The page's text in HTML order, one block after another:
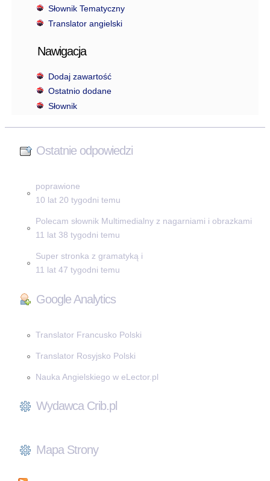
Słownik Tematyczny
Translator angielski
Nawigacja
Dodaj zawartość
Ostatnio dodane
Słownik
Ostatnie odpowiedzi
poprawione
10 lat 20 tygodni temu
Polecam słownik Multimedialny z nagarniami i obrazkami
11 lat 38 tygodni temu
Super stronka z gramatyką i
11 lat 47 tygodni temu
Google Analytics
Translator Francusko Polski
Translator Rosyjsko Polski
Nauka Angielskiego w eLector.pl
Wydawca Crib.pl
Mapa Strony